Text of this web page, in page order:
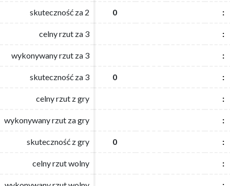
skuteczność za 2 0 :
celny rzut za 3 :
wykonywany rzut za 3 :
skuteczność za 3 0 :
celny rzut z gry :
wykonywany rzut za gry :
skuteczność z gry 0 :
celny rzut wolny :
skuteczność za 2 0 :
celny rzut za 3 :
wykonywany rzut za 3 :
skuteczność za 3 0 :
celny rzut z gry :
wykonywany rzut za gry :
skuteczność z gry 0 :
celny rzut wolny :